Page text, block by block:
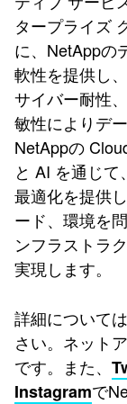
タープライズ
に、NetAppの
軟性を提供し
サイバー耐性
敏性によりデ
NetAppの
と AI を通じ
最適化を提供
ード、環境を
ンフラストラ
実現します。
詳細については
さい。ネット
です。また、
Instagramで